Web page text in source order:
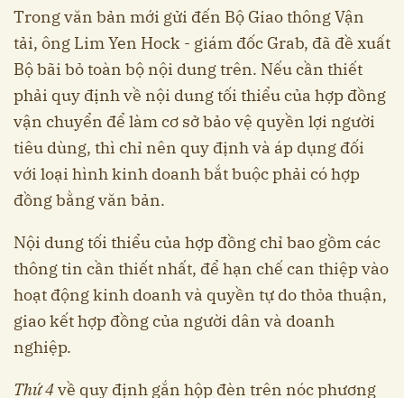
Trong văn bản mới gửi đến Bộ Giao thông Vận
tải, ông Lim Yen Hock - giám đốc Grab, đã đề xuất
Bộ bãi bỏ toàn bộ nội dung trên. Nếu cần thiết
phải quy định về nội dung tối thiểu của hợp đồng
vận chuyển để làm cơ sở bảo vệ quyền lợi người
tiêu dùng, thì chỉ nên quy định và áp dụng đối
với loại hình kinh doanh bắt buộc phải có hợp
đồng bằng văn bản.
Nội dung tối thiểu của hợp đồng chỉ bao gồm các
thông tin cần thiết nhất, để hạn chế can thiệp vào
hoạt động kinh doanh và quyền tự do thỏa thuận,
giao kết hợp đồng của người dân và doanh
nghiệp.
Thứ 4về quy định gắn hộp đèn trên nóc phương